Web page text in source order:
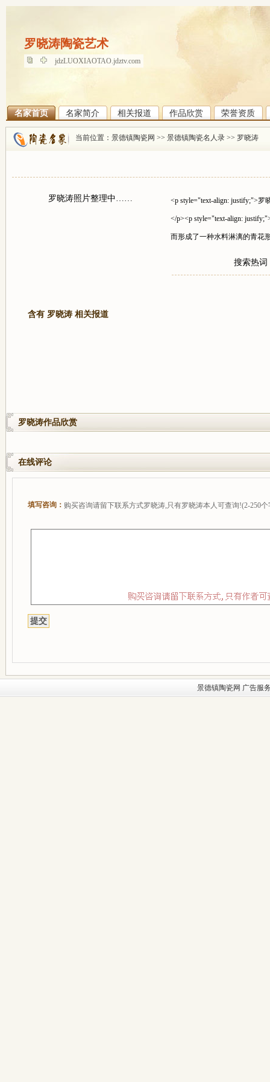
罗晓涛陶瓷艺术
罗晓涛陶瓷艺术
jdzLUOXIAOTAO.jdztv.com
名家首页 名家简介 相关报道 作品欣赏 荣誉资质
当前位置： 景德镇陶瓷网 >> 景德镇陶瓷名人录 >> 罗晓涛
罗晓涛照片整理中…… <p style="text-align: justify;">
</p><p style="text-align:
而形成了一种水料淋漓的青
搜索热词
含有 罗晓涛 相关报道
罗晓涛作品欣赏
在线评论
填写咨询： 购买咨询请留下联系方式罗晓涛,只有罗晓涛本人可查询!(2-250个
景德镇陶瓷网 广告服